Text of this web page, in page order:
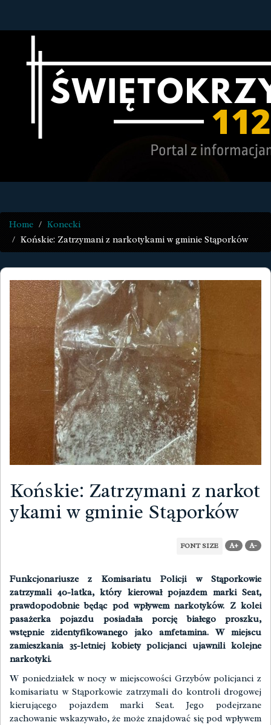
Home
Konecki
Końskie: Zatrzymani z narkotykami w gminie Stąporków
Końskie: Zatrzymani z narkot
ykami w gminie Stąporków
FONT SIZE A+ A-
Funkcjonariusze z Komisariatu Policji w Stąporkowie
zatrzymali 40-latka, który kierował pojazdem marki Seat,
prawdopodobnie będąc pod wpływem narkotyków. Z kolei
pasażerka pojazdu posiadała porcję białego proszku,
wstępnie zidentyfikowanego jako amfetamina. W miejscu
zamieszkania 35-letniej kobiety policjanci ujawnili kolejne
narkotyki.
W poniedziałek w nocy w miejscowości Grzybów policjanci z
komisariatu w Stąporkowie zatrzymali do kontroli drogowej
kierującego pojazdem marki Seat. Jego podejrzane
zachowanie wskazywało, że może znajdować się pod wpływem